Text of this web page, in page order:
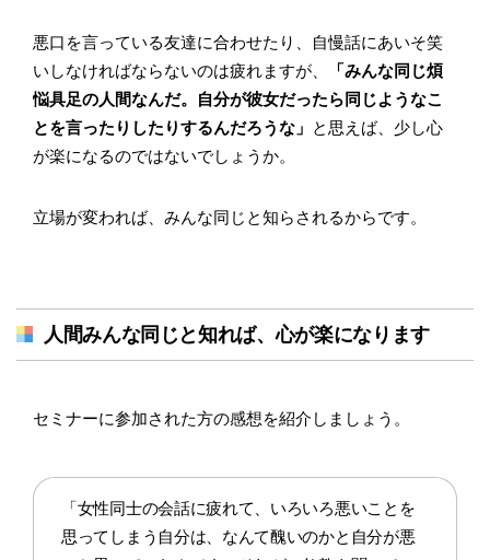
悪口を言っている友達に合わせたり、自慢話にあいそ笑
いしなければならないのは疲れますが、
「みんな同じ煩
悩具足の人間なんだ。自分が彼女だったら同じようなこ
とを言ったりしたりするんだろうな」 と思えば、少し心
が楽になるのではないでしょうか。
立場が変われば、みんな同じと知らされるからです。
人間みんな同じと知れば、心が楽になります
セミナーに参加された方の感想を紹介しましょう。
「女性同士の会話に疲れて、いろいろ悪いことを
思ってしまう自分は、なんて醜いのかと自分が悪